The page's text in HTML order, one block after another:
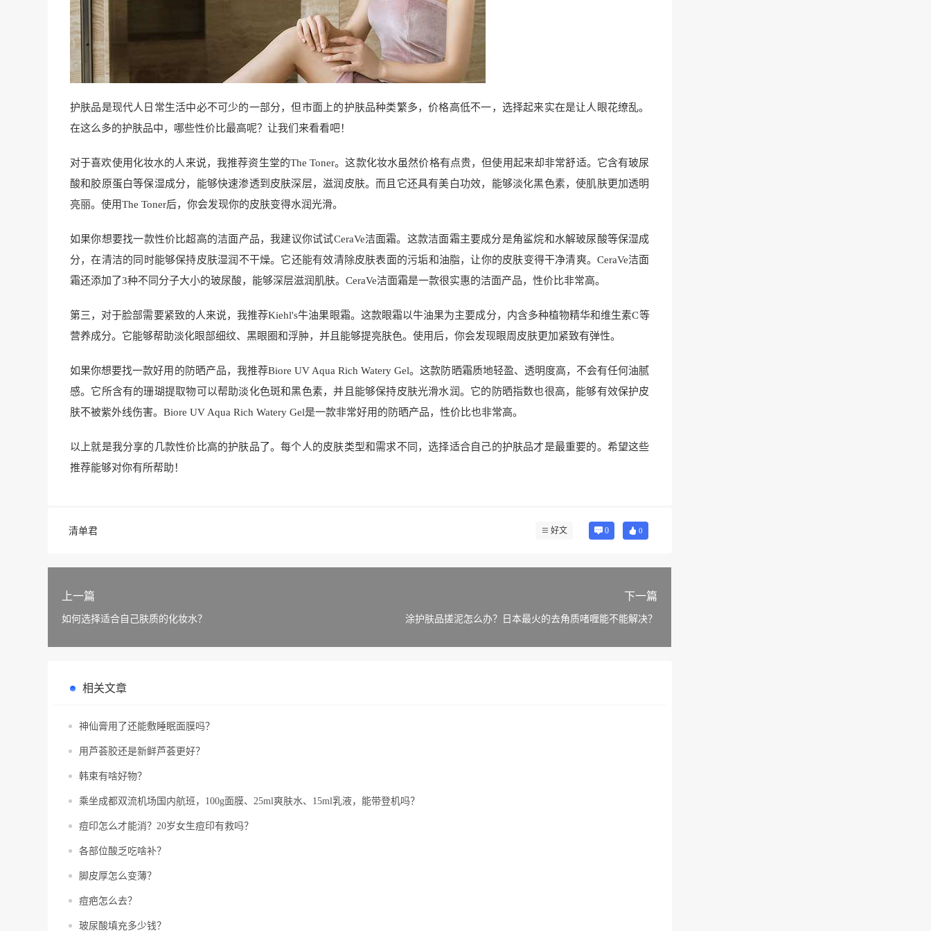
护肤品是现代人日常生活中必不可少的一部分，但市面上的护肤品种类繁多，价格高低不一，选择起来实在是让人眼花缭乱。
在这么多的护肤品中，哪些性价比最高呢？让我们来看看吧！
对于喜欢使用化妆水的人来说，我推荐资生堂的The Toner。这款化妆水虽然价格有点贵，但使用起来却非常舒适。它含有玻尿
酸和胶原蛋白等保湿成分，能够快速渗透到皮肤深层，滋润皮肤。而且它还具有美白功效，能够淡化黑色素，使肌肤更加透明
亮丽。使用The Toner后，你会发现你的皮肤变得水润光滑。
如果你想要找一款性价比超高的洁面产品，我建议你试试CeraVe洁面霜。这款洁面霜主要成分是角鲨烷和水解玻尿酸等保湿成
分，在清洁的同时能够保持皮肤湿润不干燥。它还能有效清除皮肤表面的污垢和油脂，让你的皮肤变得干净清爽。CeraVe洁面
霜还添加了3种不同分子大小的玻尿酸，能够深层滋润肌肤。CeraVe洁面霜是一款很实惠的洁面产品，性价比非常高。
第三，对于脸部需要紧致的人来说，我推荐Kiehl's牛油果眼霜。这款眼霜以牛油果为主要成分，内含多种植物精华和维生素C等
营养成分。它能够帮助淡化眼部细纹、黑眼圈和浮肿，并且能够提亮肤色。使用后，你会发现眼周皮肤更加紧致有弹性。
如果你想要找一款好用的防晒产品，我推荐Biore UV Aqua Rich Watery Gel。这款防晒霜质地轻盈、透明度高，不会有任何油腻
感。它所含有的珊瑚提取物可以帮助淡化色斑和黑色素，并且能够保持皮肤光滑水润。它的防晒指数也很高，能够有效保护皮
肤不被紫外线伤害。Biore UV Aqua Rich Watery Gel是一款非常好用的防晒产品，性价比也非常高。
以上就是我分享的几款性价比高的护肤品了。每个人的皮肤类型和需求不同，选择适合自己的护肤品才是最重要的。希望这些
推荐能够对你有所帮助！
清单君 好文 0 0
上一篇
如何选择适合自己肤质的化妆水？
下一篇
涂护肤品搓泥怎么办？日本最火的去角质啫喱能不能解决？
相关文章
神仙膏用了还能敷睡眠面膜吗？
用芦荟胶还是新鲜芦荟更好？
韩束有啥好物？
乘坐成都双流机场国内航班，100g面膜、25ml爽肤水、15ml乳液，能带登机吗？
痘印怎么才能消？20岁女生痘印有救吗？
各部位酸乏吃啥补？
脚皮厚怎么变薄？
痘疤怎么去？
玻尿酸填充多少钱？